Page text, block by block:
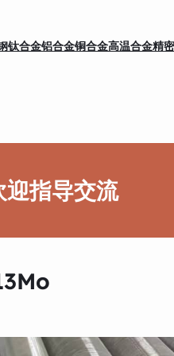
钛合金铝合金铜合金高温合金精
指导交流